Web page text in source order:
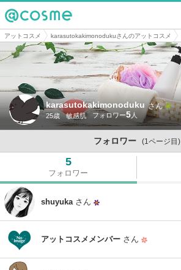
@cosme
アットコスメ karasutokakimonodukuさんのアットコスメ
karasutokakimonoduku さん
25歳 敏感肌 5
フォロワー (1ページ目)
5
フォロワー
shuyuka さん
アットコスメメンバー さん